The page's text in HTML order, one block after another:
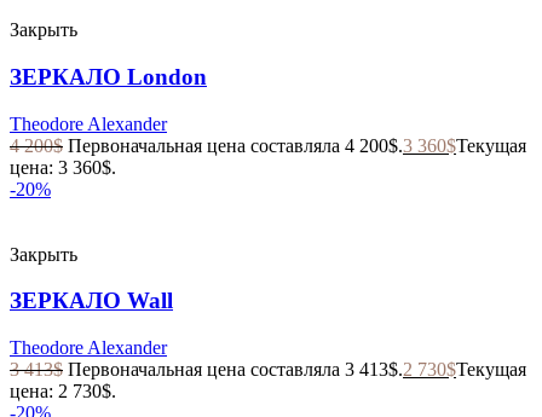
Закрыть
ЗЕРКАЛО London
Theodore Alexander
4 200$ Первоначальная цена составляла 4 200$.3 360$Текущая
цена: 3 360$.
-20%
Закрыть
ЗЕРКАЛО Wall
Theodore Alexander
3 413$ Первоначальная цена составляла 3 413$.2 730$Текущая
цена: 2 730$.